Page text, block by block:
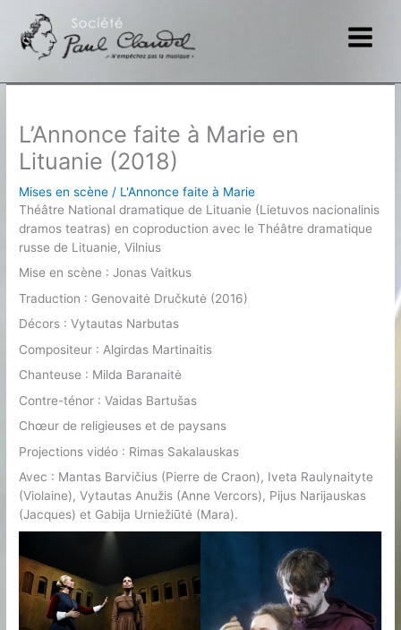
contenu
L’Annonce faite à Marie en
Lituanie (2018)
Mises en scène / L'Annonce faite à Marie
Théâtre National dramatique de Lituanie (Lietuvos nacionalinis
dramos teatras) en coproduction avec le Théâtre dramatique
russe de Lituanie, Vilnius
Mise en scène : Jonas Vaitkus
Traduction : Genovaitė Dručkutė (2016)
Décors : Vytautas Narbutas
Compositeur : Algirdas Martinaitis
Chanteuse : Milda Baranaitė
Contre-ténor : Vaidas Bartušas
Chœur de religieuses et de paysans
Projections vidéo : Rimas Sakalauskas
Avec : Mantas Barvičius (Pierre de Craon), Iveta Raulynaityte
(Violaine), Vytautas Anužis (Anne Vercors), Pijus Narijauskas
(Jacques) et Gabija Urniežiūtė (Mara).